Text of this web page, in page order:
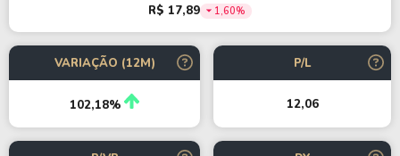
R$ 17,89 1,60%
VARIAÇÃO (12M)
102,18%
P/L
12,06